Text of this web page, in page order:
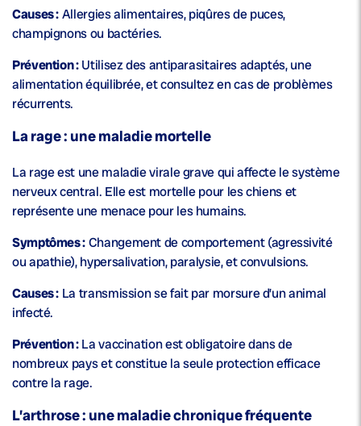
Causes :Allergies alimentaires, piqûres de puces,
champignons ou bactéries.
Prévention :Utilisez des antiparasitaires adaptés, une
alimentation équilibrée, et consultez en cas de problèmes
récurrents.
La rage : une maladie mortelle
La rage est une maladie virale grave qui affecte le système
nerveux central. Elle est mortelle pour les chiens et
représente une menace pour les humains.
Symptômes :Changement de comportement (agressivité
ou apathie), hypersalivation, paralysie, et convulsions.
Causes : La transmission se fait par morsure d’un animal
infecté.
Prévention :La vaccination est obligatoire dans de
nombreux pays et constitue la seule protection efficace
contre la rage.
L’arthrose : une maladie chronique fréquente